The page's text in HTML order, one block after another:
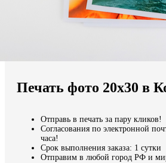
Мы доставляем по всему миру
Продолжить без города
Печать фото 20х30 в
Отправь в печать за пару кликов!
Согласования по электронной
часа!
Срок выполнения заказа: 1 сутки
Отправим в любой город РФ и